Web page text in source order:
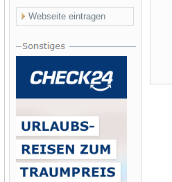
Webseite eintragen